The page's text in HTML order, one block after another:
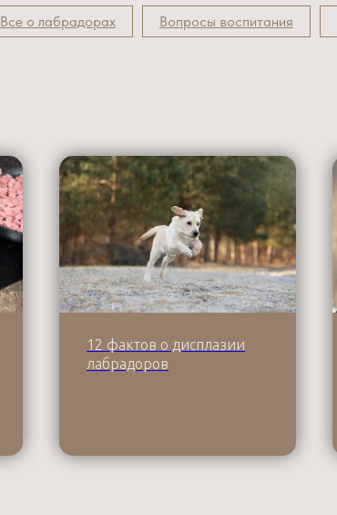
Все о лабрадорах Вопросы воспитания
12 фактов о дисплазии
лабрадоров